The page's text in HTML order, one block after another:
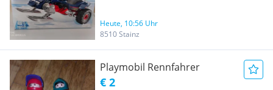
Heute, 10:56 Uhr
8510 Stainz
Playmobil Rennfahrer
€ 2